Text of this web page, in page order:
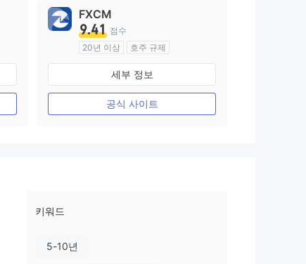
FXCM
9.41 점수
20년 이상
호주 규제
외환 거래 라이선스 (MM)
마스터 레이블 MT4
세부 정보
공식 사이트
키워드
5-10년